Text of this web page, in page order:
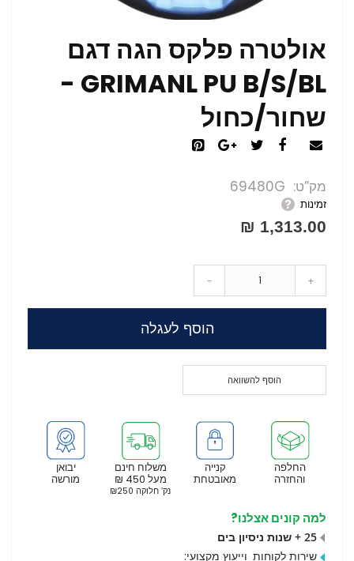
אולטרה פלקס הגה דגם
GRIMANL PU B/S/BL -
שחור/כחול
מק”ט 69480G
זמינות
1,313.00 ₪
- +
הוסף לעגלה
הוסף להשוואה
יבואן
מורשה
משלוח חינם
מעל 450 ₪
נק’ חלוקה ₪250
קנייה
מאובטחת
החלפה
והחזרה
למה קונים אצלנו?
25 + שנות ניסיון בים
שירות לקוחות וייעוץ מקצועי: